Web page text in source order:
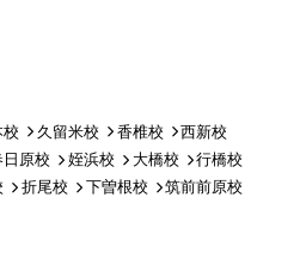
久留米校 香椎校
西新校
日原校 姪浜校 大橋校
行橋校
折尾校 下曽根校
筑前前原校